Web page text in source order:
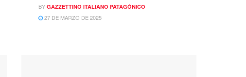
BY GAZZETTINO ITALIANO PATAGÓNICO
27 DE MARZO DE 2025